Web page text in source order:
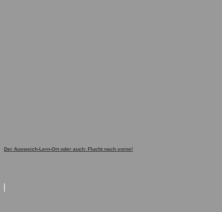
Der Ausweich-Lern-Ort oder auch: Flucht nach vorne!